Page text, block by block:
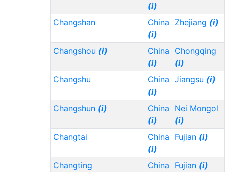
(i)
Changshan
China
(i)
Zhejiang (i)
Changshou (i)
China
(i)
Chongqing
(i)
Changshu
China
(i)
Jiangsu (i)
Changshun (i)
China
(i)
Nei Mongol
(i)
Changtai
China
(i)
Fujian (i)
Changting
China
Fujian (i)